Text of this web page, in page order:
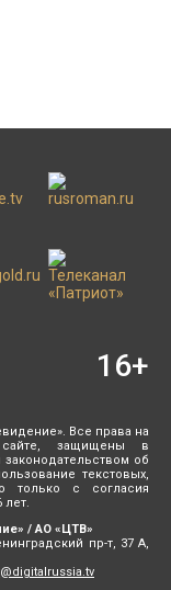
Все права на
защищены в
об
текстовых,
только с согласия
лет.
/ АО «ЦТВ»
пр-т, 37 А,
16+